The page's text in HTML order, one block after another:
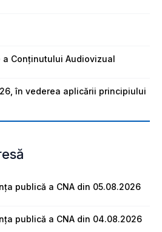
a Conținutului Audiovizual
în vederea aplicării principiului
publică a CNA din 05.08.2026
publică a CNA din 04.08.2026